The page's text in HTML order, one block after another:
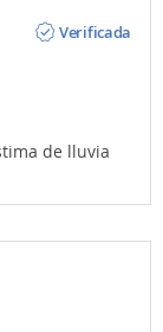
Verificada
de lluvia